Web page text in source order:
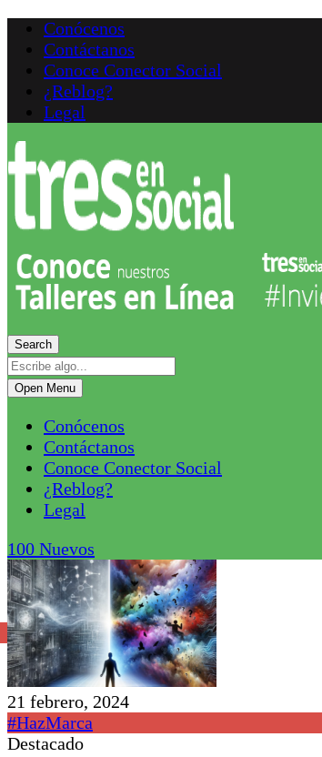
Conócenos
Contáctanos
Conoce Conector Social
¿Reblog?
Legal
Search
Open Menu
Conócenos
Contáctanos
Conoce Conector Social
¿Reblog?
Legal
100 Nuevos
21 febrero, 2024
#HazMarca
Destacado